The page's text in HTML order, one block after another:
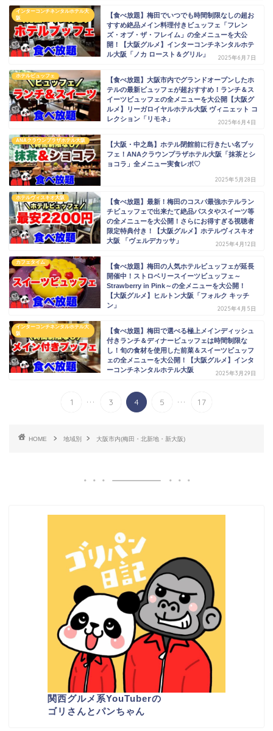
インターコンチネンタルホテル大
阪
【食べ放題】梅田でいつでも時間制限なしの超お
すすめ絶品メイン料理付きビュッフェ「フレン
ズ・オブ・ザ・フレイム」の全メニューを大公
開！【大阪グルメ】インターコンチネンタルホテ
ル大阪「ノカ ロースト＆グリル」
2025年6月7日
ホテルビュッフェ
【食べ放題】大阪市内でグランドオープンしたホ
テルの最新ビュッフェが超おすすめ！ランチ＆ス
イーツビュッフェの全メニューを大公開【大阪グ
ルメ】リーガロイヤルホテル大阪 ヴィニェット コ
レクション「リモネ」
2025年6月4日
ANAクラウンプラザホテル大阪
【大阪・中之島】ホテル閉館前に行きたい名ブッ
フェ！ANAクラウンプラザホテル大阪「抹茶とシ
ョコラ」全メニュー実食レポ♡
2025年5月28日
ホテルヴィスキオ大阪
【食べ放題】最新！梅田のコスパ最強ホテルラン
チビュッフェで出来たて絶品パスタやスイーツ等
の全メニューを大公開！さらにお得すぎる視聴者
限定特典付き！【大阪グルメ】ホテルヴィスキオ
大阪 「ヴェルデカッサ」
2025年4月12日
カフェタイム
【食べ放題】梅田の人気ホテルビュッフェが延長
開催中！ストロベリースイーツビュッフェ～
Strawberry in Pink～の全メニューを大公開！
【大阪グルメ】ヒルトン大阪「フォルク キッチ
ン」
2025年4月5日
インターコンチネンタルホテル大
阪
【食べ放題】梅田で選べる極上メインディッシュ
付きランチ＆ディナービュッフェは時間制限な
し！旬の食材を使用した前菜＆スイーツビュッフ
ェの全メニューを大公開！【大阪グルメ】インタ
ーコンチネンタルホテル大阪
2025年3月29日
1 ... 3 4 5 ... 17
HOME 地域別 大阪市内(梅田・北新地・新大阪)
関西グルメ系YouTuberの
ゴリさんとパンちゃん